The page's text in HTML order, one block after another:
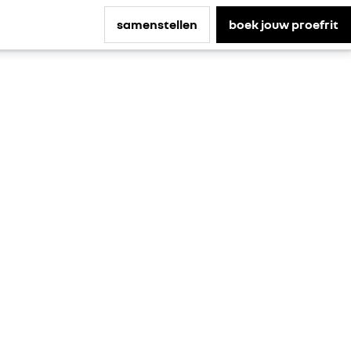
samenstellen boek jouw proefrit